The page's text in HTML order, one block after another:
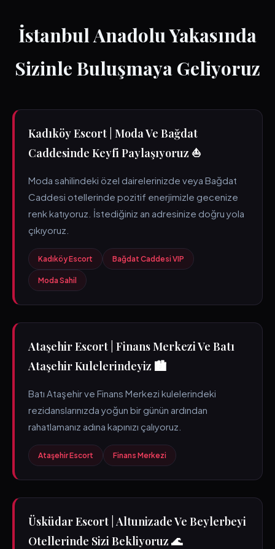
İstanbul Anadolu Yakasında
Sizinle Buluşmaya Geliyoruz
Kadıköy Escort | Moda Ve Bağdat
Caddesinde Keyfi Paylaşıyoruz ⛵
Moda sahilindeki özel dairelerinizde veya Bağdat
Caddesi otellerinde pozitif enerjimizle gecenize
renk katıyoruz. İstediğiniz an adresinize doğru yola
çıkıyoruz.
Kadıköy Escort Bağdat Caddesi VIP
Moda Sahil
Ataşehir Escort | Finans Merkezi Ve Batı
Ataşehir Kulelerindeyiz 🏙️
Batı Ataşehir ve Finans Merkezi kulelerindeki
rezidanslarınızda yoğun bir günün ardından
rahatlamanız adına kapınızı çalıyoruz.
Ataşehir Escort Finans Merkezi
Üsküdar Escort | Altunizade Ve Beylerbeyi
Otellerinde Sizi Bekliyoruz 🌊